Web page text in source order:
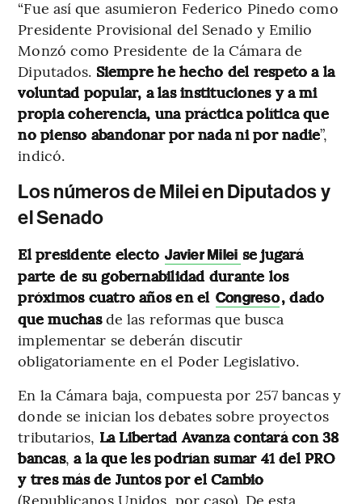
“Fue así que asumieron Federico Pinedo como
Presidente Provisional del Senado y Emilio
Monzó como Presidente de la Cámara de
Diputados. Siempre he hecho del respeto a la
voluntad popular, a las instituciones y a mi
propia coherencia, una práctica política que
no pienso abandonar por nada ni por nadie”,
indicó.
Los números de Milei en Diputados y
el Senado
El presidente electo Javier Milei se jugará
parte de su gobernabilidad durante los
próximos cuatro años en el Congreso, dado
que muchasde las reformas que busca
implementar se deberán discutir
obligatoriamente en el Poder Legislativo.
En la Cámara baja, compuesta por 257 bancas y
donde se inician los debates sobre proyectos
tributarios, La Libertad Avanza contará con 38
bancas,a la que les podrían sumar 41 del PRO
y tres más de Juntos por el Cambio
(Republicanos Unidos, por caso). De esta